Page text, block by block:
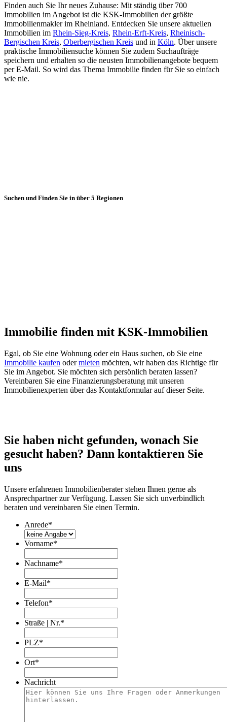
Finden auch Sie Ihr neues Zuhause: Mit ständig über 700
Immobilien im Angebot ist die KSK-Immobilien der größte
Immobilienmakler im Rheinland. Entdecken Sie unsere aktuellen
Immobilien im Rhein-Sieg-Kreis, Rhein-Erft-Kreis, Rheinisch-
Bergischen Kreis, Oberbergischen Kreis und in Köln. Über unsere
praktische Immobiliensuche können Sie zudem Suchaufträge
speichern und erhalten so die neusten Immobilienangebote bequem
per E-Mail. So wird das Thema Immobilie finden für Sie so einfach
wie nie.
Suchen und Finden Sie in über 5 Regionen
Immobilie finden mit KSK-Immobilien
Egal, ob Sie eine Wohnung oder ein Haus suchen, ob Sie eine
Immobilie kaufen odermieten möchten, wir haben das Richtige für
Sie im Angebot. Sie möchten sich persönlich beraten lassen?
Vereinbaren Sie eine Finanzierungsberatung mit unseren
Immobilienexperten über das Kontaktformular auf dieser Seite.
Sie haben nicht gefunden, wonach Sie
gesucht haben? Dann kontaktieren Sie
uns
Unsere erfahrenen Immobilienberater stehen Ihnen gerne als
Ansprechpartner zur Verfügung. Lassen Sie sich unverbindlich
beraten und vereinbaren Sie einen Termin.
Anrede*
Vorname*
Nachname*
E-Mail*
Telefon*
Straße | Nr.*
PLZ*
Ort*
Nachricht